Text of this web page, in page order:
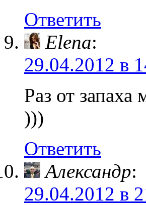
Ответить
Elena:
29.04.2012 в
Раз от
)))
Ответить
Александр:
29.04.2012 в